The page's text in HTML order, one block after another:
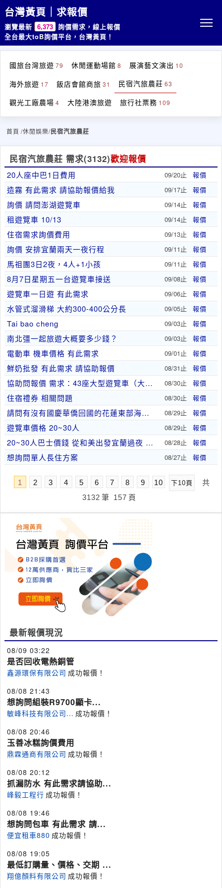
台灣黃頁｜求報價
瀏覽最新 6,373 詢價需求，線上報價
全台最大toB詢價平台，台灣黃頁！
國旅台灣旅遊 79 休閒運動場館 8 展演藝文演出 10
海外旅遊 17 飯店會館商旅 31 民宿汽旅農莊 63
觀光工廠農場 4 大陸港澳旅遊 旅行社票務 109
首頁 /休閒娛樂/民宿汽旅農莊
民宿汽旅農莊 需求(3132)歡迎報價
20人座中巴1日費用 09/20止 報價
造霧 有此需求 請協助報價給我 09/17止 報價
詢價 請問澎湖遊覽車 09/14止 報價
租遊覽車 10/13 09/14止 報價
住宿需求詢價費用 09/13止 報價
詢價 安排宜蘭兩天一夜行程 09/11止 報價
馬祖團3日2夜，4人+1小孩 09/11止 報價
8月7日星期五一台遊覽車接送 09/08止 報價
遊覽車一日遊 有此需求 09/06止 報價
水管式溜滑梯 大約300-400公分長 09/05止 報價
Tai bao cheng 09/03止 報價
南北彊一起旅遊大概要多少錢？ 09/03止 報價
電動車 機車價格 有此需求 09/01止 報價
鮮奶批發 有此需求 請協助報價 08/31止 報價
協助問報價 需求：43座大型遊覽車（大巴）*1 08/30止 報價
住宿禮券 相關問題 08/30止 報價
請問有沒有國慶華僑回國的花蓮東部海岸10月的行程 08/29止 報價
遊覽車價格 20~30人 08/29止 報價
20~30人巴士價錢 從和美出發宜蘭過夜 有此需.. 08/28止 報價
想詢問單人長住方案 08/27止 報價
1 2 3 4 5 6 7 8 9 10 下10頁
共
3132 筆 157 頁
最新報價現況
08/09 03:22
是否回收電熱銅管
鑫源環保有限公司 成功報價！
08/08 21:43
想詢問組裝R9700顯卡...
敏峰科技有限公司... 成功報價！
08/08 20:46
玉善冰糕詢價費用
鼎霖通商有限公司 成功報價！
08/08 20:12
抓漏防水 有此需求請協助...
峰毅工程行 成功報價！
08/08 19:46
想詢問包車 有此需求 請...
便宜租車880 成功報價！
08/08 19:05
最低訂購量、價格、交期 ...
翔億顏料有限公司 成功報價！